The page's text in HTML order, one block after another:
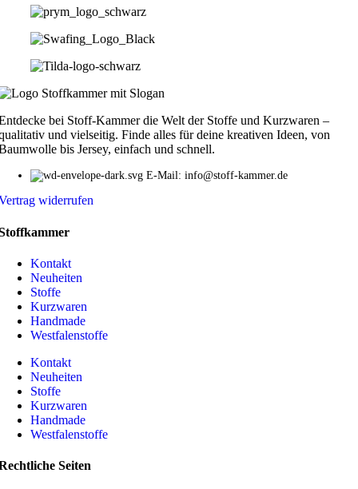
bei Stoff-Kammer die Welt der Stoffe und Kurzwaren –
und vielseitig. Finde alles für deine kreativen Ideen, von
bis Jersey, einfach und schnell.
E-Mail: info@stoff-kammer.de
widerrufen
Kontakt
Neuheiten
Stoffe
Kurzwaren
Handmade
Westfalenstoffe
Kontakt
Neuheiten
Stoffe
Kurzwaren
Handmade
Westfalenstoffe
Seiten